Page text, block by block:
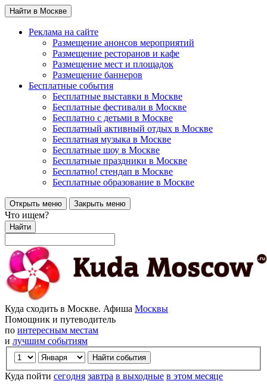
Найти в Москве
Реклама на сайте
Размещение анонсов мероприятий
Размещение ресторанов и кафе
Размещение мест и площадок
Размещение баннеров
Бесплатные события
Бесплатные выставки в Москве
Бесплатные фестивали в Москве
Бесплатно с детьми в Москве
Бесплатный активный отдых в Москве
Бесплатная музыка в Москве
Бесплатные шоу в Москве
Бесплатные праздники в Москве
Бесплатно! стендап в Москве
Бесплатные образование в Москве
Открыть меню Закрыть меню
Что ищем?
Найти
Куда сходить в Москве. Афиша Москвы
Помощник и путеводитель
по интересным местам
и лучшим событиям
Куда пойти сегодня завтра в выходные в этом месяце